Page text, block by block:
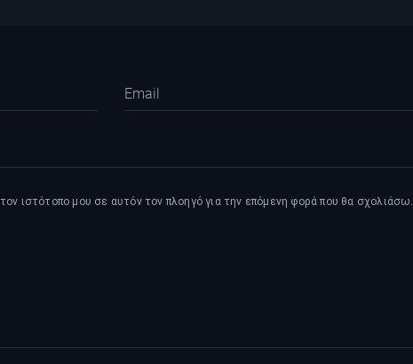
ιστότοπο μου σε αυτόν τον πλοηγό για την επόμενη φορά που θα σχολιάσω.